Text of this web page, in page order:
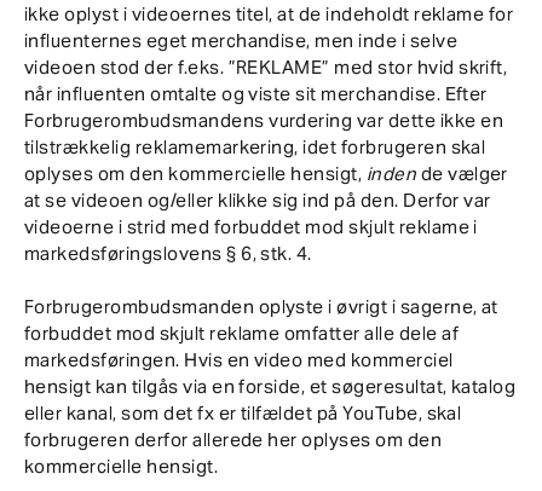
ikke oplyst i videoernes titel, at de indeholdt reklame for
influenternes eget merchandise, men inde i selve
videoen stod der f.eks. ”REKLAME” med stor hvid skrift,
når influenten omtalte og viste sit merchandise. Efter
Forbrugerombudsmandens vurdering var dette ikke en
tilstrækkelig reklamemarkering, idet forbrugeren skal
oplyses om den kommercielle hensigt, inden de vælger
at se videoen og/eller klikke sig ind på den. Derfor var
videoerne i strid med forbuddet mod skjult reklame i
markedsføringslovens § 6, stk. 4.
Forbrugerombudsmanden oplyste i øvrigt i sagerne, at
forbuddet mod skjult reklame omfatter alle dele af
markedsføringen. Hvis en video med kommerciel
hensigt kan tilgås via en forside, et søgeresultat, katalog
eller kanal, som det fx er tilfældet på YouTube, skal
forbrugeren derfor allerede her oplyses om den
kommercielle hensigt.